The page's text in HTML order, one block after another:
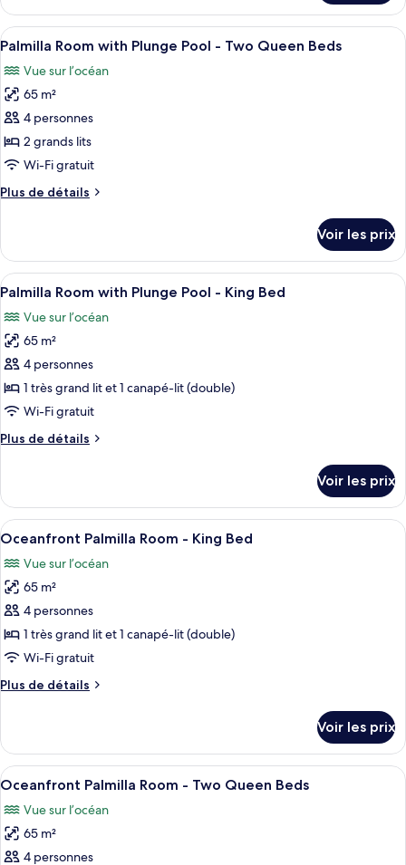
with
Plunge
le
type
de
Oceanfront
Suite
Plunge
Pool
Afficher
toutes
les
photos
pour
ce
type
chambre :
with
Plunge
-
Two
Queen
Beds
Une piscine avec vue sur la mer et
5
Palmilla Room with Plunge Pool - Two Queen Beds
Vue sur l’océan
65 m²
4 personnes
2 grands lits
Wi-Fi gratuit
Plus de détails
Plus
le
type
de
Palmilla
Room
Plunge
Pool
Two
Queen
Voir les prix
Afficher
toutes
les
photos
pour
ce
type
chambre :
with
Plunge
-
King
Bed
Une piscine avec vue sur la mer et
5
Palmilla Room with Plunge Pool - King Bed
Vue sur l’océan
65 m²
4 personnes
1 très grand lit et 1 canapé-lit (double)
Wi-Fi gratuit
Plus de détails
Plus
le
type
de
Palmilla
Room
Plunge
Pool
King
Bed
Voir les prix
Afficher
toutes
les
photos
pour
ce
type
chambre :
Room
-
Bed
Une chambre d’hôtel avec un
10
Oceanfront Palmilla Room - King Bed
Vue sur l’océan
65 m²
4 personnes
1 très grand lit et 1 canapé-lit (double)
Wi-Fi gratuit
Plus de détails
Plus
le
type
de
Oceanfront
Palmilla
Voir les prix
Afficher
toutes
les
photos
pour
Un balcon avec vue sur la mer, un
8
Oceanfront Palmilla Room - Two Queen Beds
Vue sur l’océan
65 m²
4 personnes